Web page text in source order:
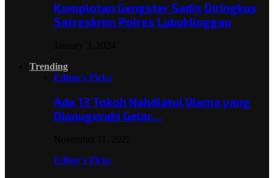
Komplotan Gengster Sadis Diringkus
Satreskrim Polres Lubuklinggau
Trending
Editor's Picks
Ada 13 Tokoh Nahdlatul Ulama yang
Dianugerahi Gelar…
Editor's Picks